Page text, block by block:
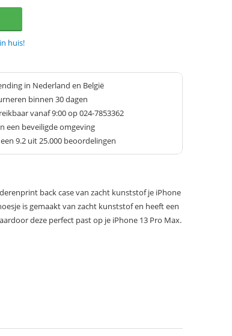
in huis!
in Nederland en België
binnen 30 dagen
vanaf 9:00 op 024-7853362
een beveiligde omgeving
9.2 uit 25.000 beoordelingen
back case van zacht kunststof je iPhone
is gemaakt van zacht kunststof en heeft een
deze perfect past op je iPhone 13 Pro Max.